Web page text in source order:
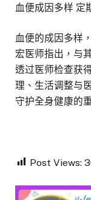
血便成因多样 定
血便的成因多样
宏医师指出，与
透过医师检查获
理、生活调整与
守护全身健康的
Post Views: